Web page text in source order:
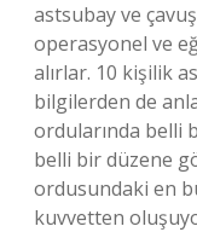
astsubay ve
operasyonel ve
alırlar. 10 kişilik
bilgilerden de
ordularında belli
belli bir düzene
ordusundaki en
kuvvetten